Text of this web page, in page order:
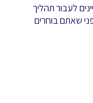
לעבור תהליך
לפני שאתם בוחרים